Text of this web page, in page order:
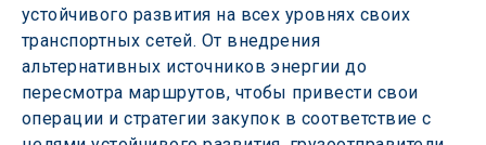
устойчивого развития на всех уровнях своих
транспортных сетей. От внедрения
альтернативных источников энергии до
пересмотра маршрутов, чтобы привести свои
операции и стратегии закупок в соответствие с